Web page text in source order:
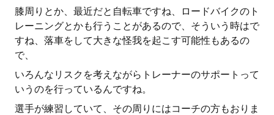
膝周りとか、最近だと自転車ですね、ロードバイクのト
レーニングとかも行うことがあるので、そういう時はで
すね、落車をして大きな怪我を起こす可能性もあるの
で、
いろんなリスクを考えながらトレーナーのサポートって
いうのを行っているんですね。
選手が練習していて、その周りにはコーチの方もおりま